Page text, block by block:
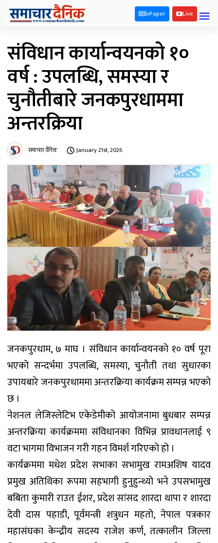
ePaper Live
संविधान कार्यान्वयनको १०
वर्ष : उपलब्धि, समस्या र
चुनौतीबारे जनकपुरधाममा
अन्तरक्रिया
समाचार दैनिक January 21st, 2026
जनकपुरधाम, ७ माघ । संविधान कार्यान्वयनको १० वर्ष पूरा
भएको सन्दर्भमा उपलब्धि, समस्या, चुनौती तथा सुधारका
उपायबारे जनकपुरधाममा अन्तरक्रिया कार्यक्रम सम्पन्न भएको
छ ।
नेशनल लेजिस्लेटिभ एकेडेमीको आयोजनामा बुधबार सम्पन्न
अन्तरक्रिया कार्यक्रममा संविधानका विभिन्न प्रावधानलाई ९
वटा भागमा विभाजन गरी गहन विमर्श गरिएको हो ।
कार्यक्रममा मधेश प्रदेश सभाका सभामुख रामअशिष यादव
प्रमुख अतिथिका रूपमा सहभागी हुनुहुन्थ्यो भने उपसभामुख
बबिता कुमारी राउत ईशर, प्रदेश सांसद शारदा थापा र शारदा
देवी दास पहाडी, पूर्वमन्त्री शत्रुधन महतो, नेपाल पत्रकार
महासंघका केन्द्रीय सदस्य राजेश कर्ण, तत्कालीन जिल्ला